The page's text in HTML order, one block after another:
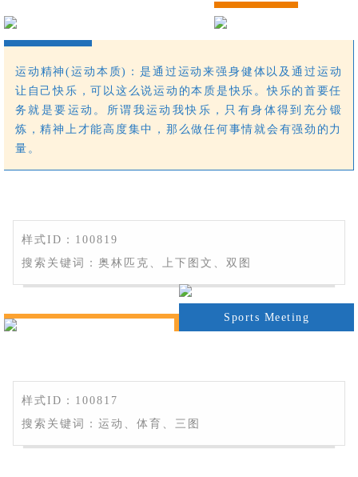
运动精神(运动本质)：是通过运动来强身健体以及通过运动
让自己快乐，可以这么说运动的本质是快乐。快乐的首要任
务就是要运动。所谓我运动我快乐，只有身体得到充分锻
炼，精神上才能高度集中，那么做任何事情就会有强劲的力
量。
样式ID：100819
搜索关键词：奥林匹克、上下图文、双图
Sports Meeting
样式ID：100817
搜索关键词：运动、体育、三图